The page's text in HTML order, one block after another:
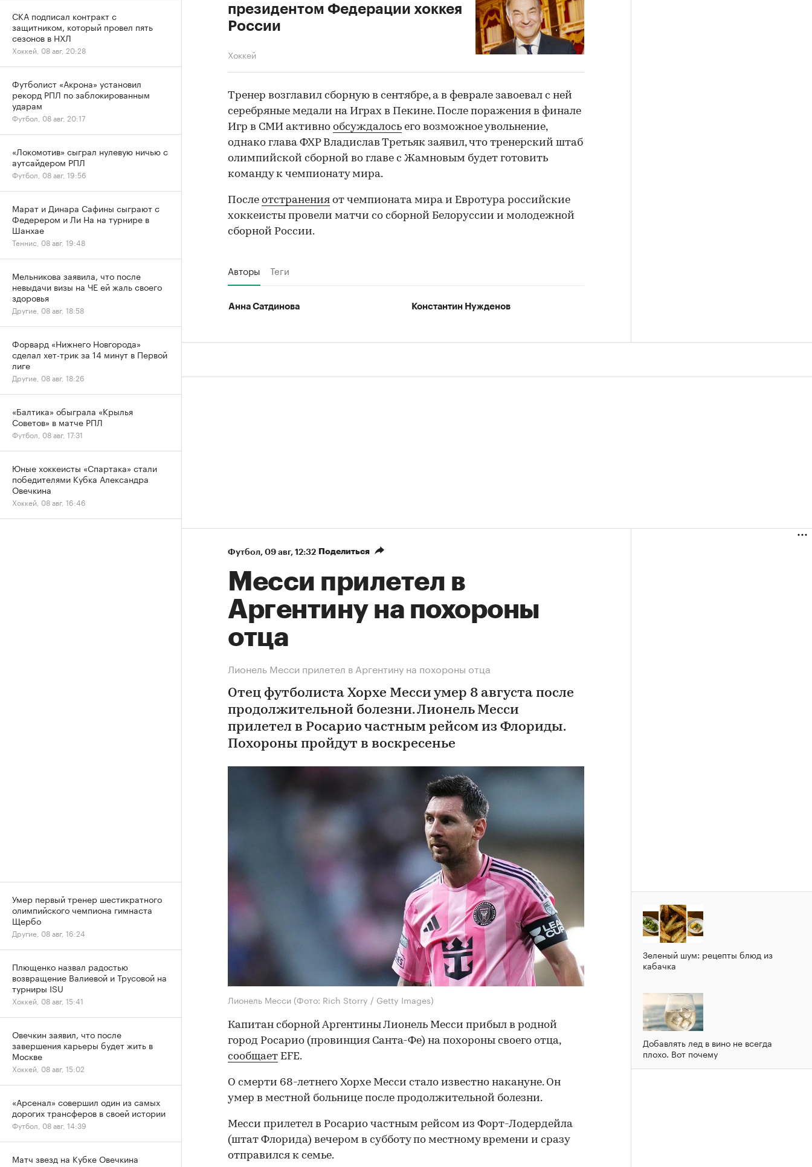
00:00 / 00:00
президентом Федерации хоккея
России
Хоккей
Тренер возглавил сборную в сентябре, а в феврале завоевал с ней
серебряные медали на Играх в Пекине. После поражения в финале
Игр в СМИ активно обсуждалось его возможное увольнение,
однако глава ФХР Владислав Третьяк заявил, что тренерский штаб
олимпийской сборной во главе с Жамновым будет готовить
команду к чемпионату мира.
После отстранения от чемпионата мира и Евротура российские
хоккеисты провели матчи со сборной Белоруссии и молодежной
сборной России.
Авторы Теги
Анна Сатдинова Константин Нужденов
Футбол⁠, 09 авг, 12:32 Поделиться
Месси прилетел в
Аргентину на похороны
отца
Лионель Месси прилетел в Аргентину на похороны отца
Отец футболиста Хорхе Месси умер 8 августа после
продолжительной болезни. Лионель Месси
прилетел в Росарио частным рейсом из Флориды.
Похороны пройдут в воскресенье
Лионель Месси (Фото: Rich Storry / Getty Images)
Капитан сборной Аргентины Лионель Месси прибыл в родной
город Росарио (провинция Санта-Фе) на похороны своего отца,
сообщает EFE.
О смерти 68-летнего Хорхе Месси стало известно накануне. Он
умер в местной больнице после продолжительной болезни.
Месси прилетел в Росарио частным рейсом из Форт-Лодердейла
(штат Флорида) вечером в субботу по местному времени и сразу
отправился к семье.
Зеленый шум: рецепты блюд из
кабачка
Добавлять лед в вино не всегда
плохо. Вот почему
СКА подписал контракт с
защитником, который провел пять
сезонов в НХЛ
Хоккей, 08 авг, 20:28
Футболист «Акрона» установил
рекорд РПЛ по заблокированным
ударам
Футбол, 08 авг, 20:17
«Локомотив» сыграл нулевую ничью с
аутсайдером РПЛ
Футбол, 08 авг, 19:56
Марат и Динара Сафины сыграют с
Федерером и Ли На на турнире в
Шанхае
Теннис, 08 авг, 19:48
Мельникова заявила, что после
невыдачи визы на ЧЕ ей жаль своего
здоровья
Другие, 08 авг, 18:58
Форвард «Нижнего Новгорода»
сделал хет-трик за 14 минут в Первой
лиге
Другие, 08 авг, 18:26
«Балтика» обыграла «Крылья
Советов» в матче РПЛ
Футбол, 08 авг, 17:31
Юные хоккеисты «Спартака» стали
победителями Кубка Александра
Овечкина
Хоккей, 08 авг, 16:46
Умер первый тренер шестикратного
олимпийского чемпиона гимнаста
Щербо
Другие, 08 авг, 16:24
Плющенко назвал радостью
возвращение Валиевой и Трусовой на
турниры ISU
Хоккей, 08 авг, 15:41
Овечкин заявил, что после
завершения карьеры будет жить в
Москве
Хоккей, 08 авг, 15:02
«Арсенал» совершил один из самых
дорогих трансферов в своей истории
Футбол, 08 авг, 14:39
Матч звезд на Кубке Овечкина